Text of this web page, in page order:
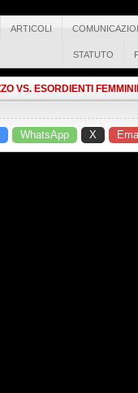
ARTICOLI
STATUTO
VS. ESORDIENTI
WhatsApp X